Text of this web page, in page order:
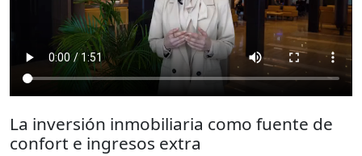
La inversión inmobiliaria como fuente de
confort e ingresos extra